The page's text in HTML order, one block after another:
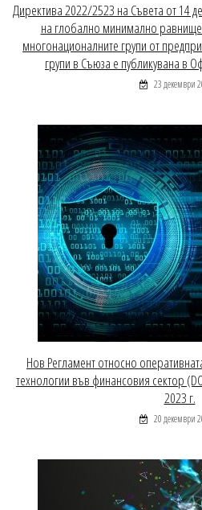
Директива 2022/2523 на Съвета от 14
на глобално минимално
многонационалните групи от
групи в Съюза е публикувана в
23 декември
Нов Регламент относно
технологии във финансовия сектор
2023 г.
20 декември